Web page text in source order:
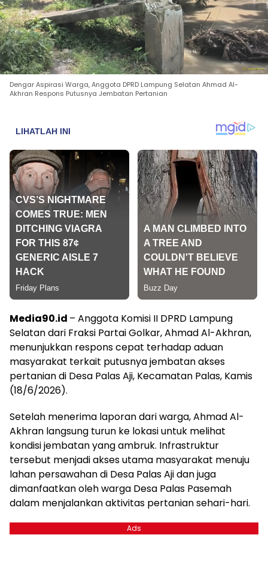
Dengar Aspirasi Warga, Anggota DPRD Lampung Selatan Ahmad Al-
Akhran Respons Putusnya Jembatan Pertanian
Media90.id – Anggota Komisi II DPRD Lampung
Selatan dari Fraksi Partai Golkar, Ahmad Al-Akhran,
menunjukkan respons cepat terhadap aduan
masyarakat terkait putusnya jembatan akses
pertanian di Desa Palas Aji, Kecamatan Palas, Kamis
(18/6/2026).
Setelah menerima laporan dari warga, Ahmad Al-
Akhran langsung turun ke lokasi untuk melihat
kondisi jembatan yang ambruk. Infrastruktur
tersebut menjadi akses utama masyarakat menuju
lahan persawahan di Desa Palas Aji dan juga
dimanfaatkan oleh warga Desa Palas Pasemah
dalam menjalankan aktivitas pertanian sehari-hari.
Ads